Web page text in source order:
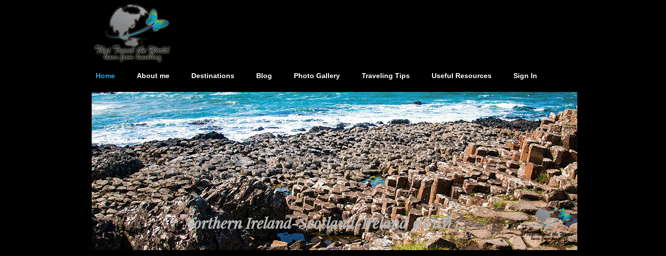
Home About me Destinations Blog Photo Gallery Traveling Tips Useful Resources Sign In
Northern Ireland-Scotland-Ireland ตอนที่ 1..
เส้นทาง Egypt-Jordan ตอนที่ 4 ตอนจบ..